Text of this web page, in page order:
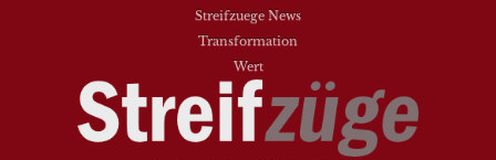
Streifzuege News
Transformation
Wert